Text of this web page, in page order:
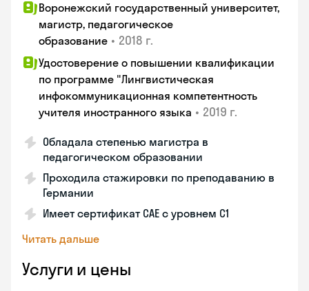
Воронежский государственный университет,
магистр, педагогическое
образование • 2018 г.
Удостоверение о повышении квалификации
по программе "Лингвистическая
инфокоммуникационная компетентность
учителя иностранного языка • 2019 г.
Обладала степенью магистра в
педагогическом образовании
Проходила стажировки по преподаванию в
Германии
Имеет сертификат САЕ с уровнем С1
Читать дальше
Услуги и цены